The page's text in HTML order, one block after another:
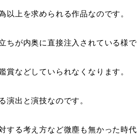
以上を求められる作品なのです。
ちが内奥に直接注入されている様で
賞などしていられなくなります。
演出と演技なのです。
する考え方など微塵も無かった時代